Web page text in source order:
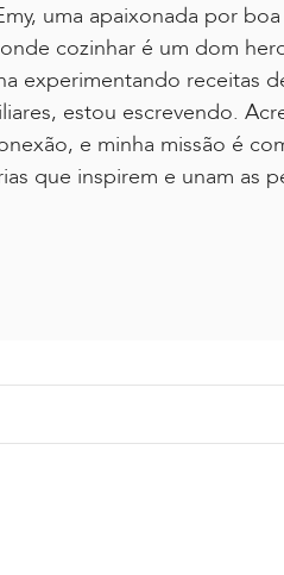
uma apaixonada por
cozinhar é um dom
experimentando receitas
estou escrevendo.
e minha missão é
que inspirem e unam as